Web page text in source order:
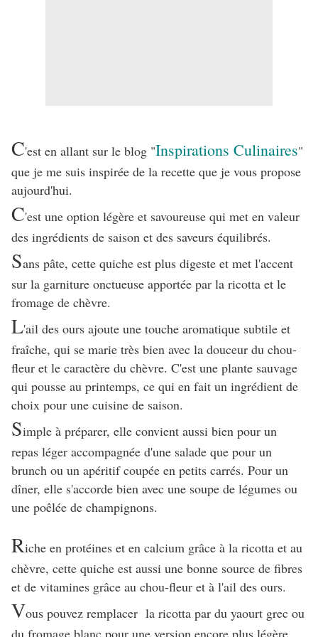
C'est en allant sur le blog "Inspirations Culinaires"
que je me suis inspirée de la recette que je vous propose
aujourd'hui.
C'est une option légère et savoureuse qui met en valeur
des ingrédients de saison et des saveurs équilibrés.
Sans pâte, cette quiche est plus digeste et met l'accent
sur la garniture onctueuse apportée par la ricotta et le
fromage de chèvre.
L'ail des ours ajoute une touche aromatique subtile et
fraîche, qui se marie très bien avec la douceur du chou-
fleur et le caractère du chèvre. C'est une plante sauvage
qui pousse au printemps, ce qui en fait un ingrédient de
choix pour une cuisine de saison.
Simple à préparer, elle convient aussi bien pour un
repas léger accompagnée d'une salade que pour un
brunch ou un apéritif coupée en petits carrés. Pour un
dîner, elle s'accorde bien avec une soupe de légumes ou
une poêlée de champignons.
Riche en protéines et en calcium grâce à la ricotta et au
chèvre, cette quiche est aussi une bonne source de fibres
et de vitamines grâce au chou-fleur et à l'ail des ours.
Vous pouvez remplacer la ricotta par du yaourt grec ou
du fromage blanc pour une version encore plus légère.